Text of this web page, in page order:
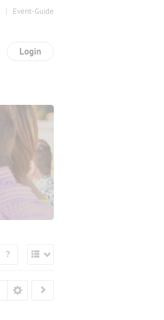
Event-Guide
Login
?